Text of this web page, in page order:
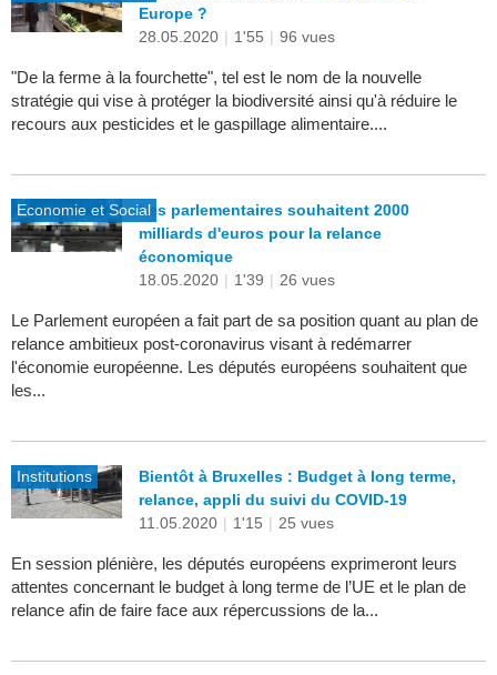
Europe ?
28.05.2020 | 1'55 | 96 vues
"De la ferme à la fourchette", tel est le nom de la nouvelle
stratégie qui vise à protéger la biodiversité ainsi qu'à réduire le
recours aux pesticides et le gaspillage alimentaire....
Economie et SocialLes parlementaires souhaitent 2000
milliards d'euros pour la relance
économique
18.05.2020 | 1'39 | 26 vues
Le Parlement européen a fait part de sa position quant au plan de
relance ambitieux post-coronavirus visant à redémarrer
l'économie européenne. Les députés européens souhaitent que
les...
Institutions
Bientôt à Bruxelles : Budget à long terme,
relance, appli du suivi du COVID-19
11.05.2020 | 1'15 | 25 vues
En session plénière, les députés européens exprimeront leurs
attentes concernant le budget à long terme de l’UE et le plan de
relance afin de faire face aux répercussions de la...